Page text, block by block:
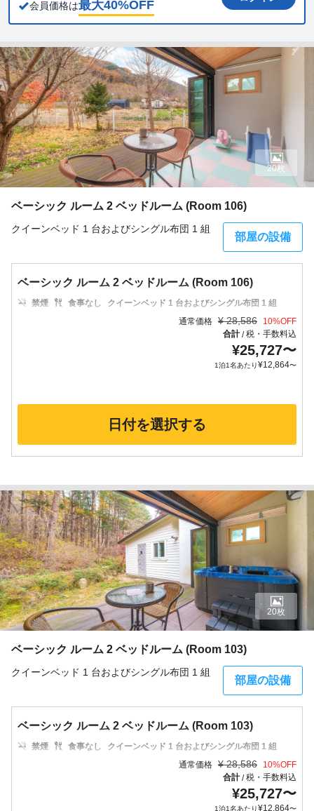
会員価格は最大40%OFF
ベーシック ルーム 2 ベッドルーム (Room 106)
クイーンベッド 1 台およびシングル布団 1 組
部屋の設備
20枚
ベーシック ルーム 2 ベッドルーム (Room 106)
禁煙 食事なし
クイーンベッド 1 台およびシングル布団 1 組
通常価格 ¥ 28,586 10%OFF
合計/税・手数料込
¥25,727〜
1泊1名あたり¥12,864〜
日付を選択する
ベーシック ルーム 2 ベッドルーム (Room 103)
クイーンベッド 1 台およびシングル布団 1 組
部屋の設備
20枚
ベーシック ルーム 2 ベッドルーム (Room 103)
禁煙 食事なし
クイーンベッド 1 台およびシングル布団 1 組
通常価格 ¥ 28,586 10%OFF
合計/税・手数料込
¥25,727〜
1泊1名あたり¥12,864〜